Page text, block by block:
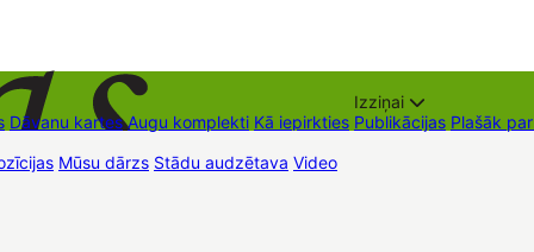
Dāvanu kartes Augu komplekti Kā iepirkties
Izziņai
Publikācijas Plašāk
Mūsu dārzs Stādu audzētava Video